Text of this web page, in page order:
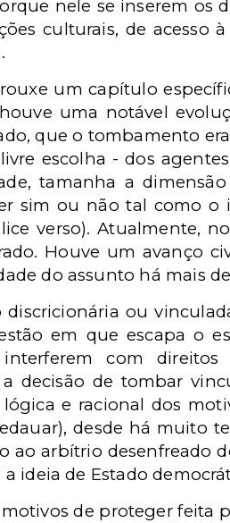
nele se inserem os
culturais, de acesso
um capítulo
uma notável
que o tombamento
escolha - dos
tamanha a
sim ou não tal como o
verso). Atualmente,
Houve um avanço
do assunto há mais
ou
em que escapa o
com
decisão de tombar
e racional dos
desde há muito
ao arbítrio desenfreado
ideia de Estado
de proteger feita